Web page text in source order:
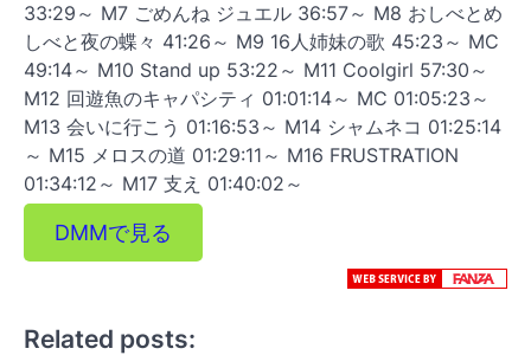
33:29～ M7 ごめんね ジュエル 36:57～ M8 おしべとめ
しべと夜の蝶々 41:26～ M9 16人姉妹の歌 45:23～ MC
49:14～ M10 Stand up 53:22～ M11 Coolgirl 57:30～
M12 回遊魚のキャパシティ 01:01:14～ MC 01:05:23～
M13 会いに行こう 01:16:53～ M14 シャムネコ 01:25:14
～ M15 メロスの道 01:29:11～ M16 FRUSTRATION
01:34:12～ M17 支え 01:40:02～
DMMで見る
Related posts: